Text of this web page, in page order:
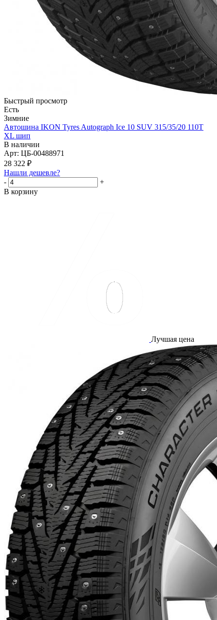
Быстрый просмотр
Есть
Зимние
Автошина IKON Tyres Autograph Ice 10 SUV 315/35/20 110T
XL шип
В наличии
Арт: ЦБ-00488971
28 322 ₽
Нашли дешевле?
-
+
В корзину
Лучшая цена